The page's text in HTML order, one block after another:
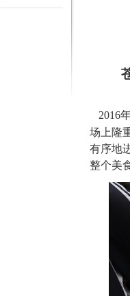
2016
场上隆
有序地
整个美